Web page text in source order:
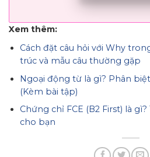
Xem thêm:
Cách đặt câu hỏi với Why
trúc và mẫu câu thường gặp
Ngoại động từ là gì? Phân
(Kèm bài tập)
Chứng chỉ FCE (B2 First) là
cho bạn